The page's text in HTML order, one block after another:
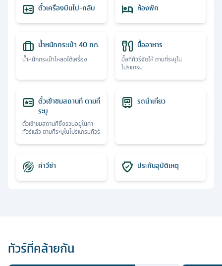
ตั๋วเครื่องบินไป-กลับ ห้องพัก
น้ำหนักกระเป๋า 40 กก.
น้ำหนักกระเป๋าโหลดใต้เครื่อง
มื้ออาหาร
มื้อที่ทัวร์จัดให้ ตามที่ระบุใน
โปรแกรม
ตั๋วเข้าชมสถานที่ ตามที่
ระบุ
ตั๋วเข้าชมสถานที่ซึ่งรวมอยู่ในค่า
ทัวร์แล้ว ตามที่ระบุในโปรแกรมทัวร์
รถนำเที่ยว
ค่าวีซ่า ประกันอุบัติเหตุ
ทัวร์ที่คล้ายกัน